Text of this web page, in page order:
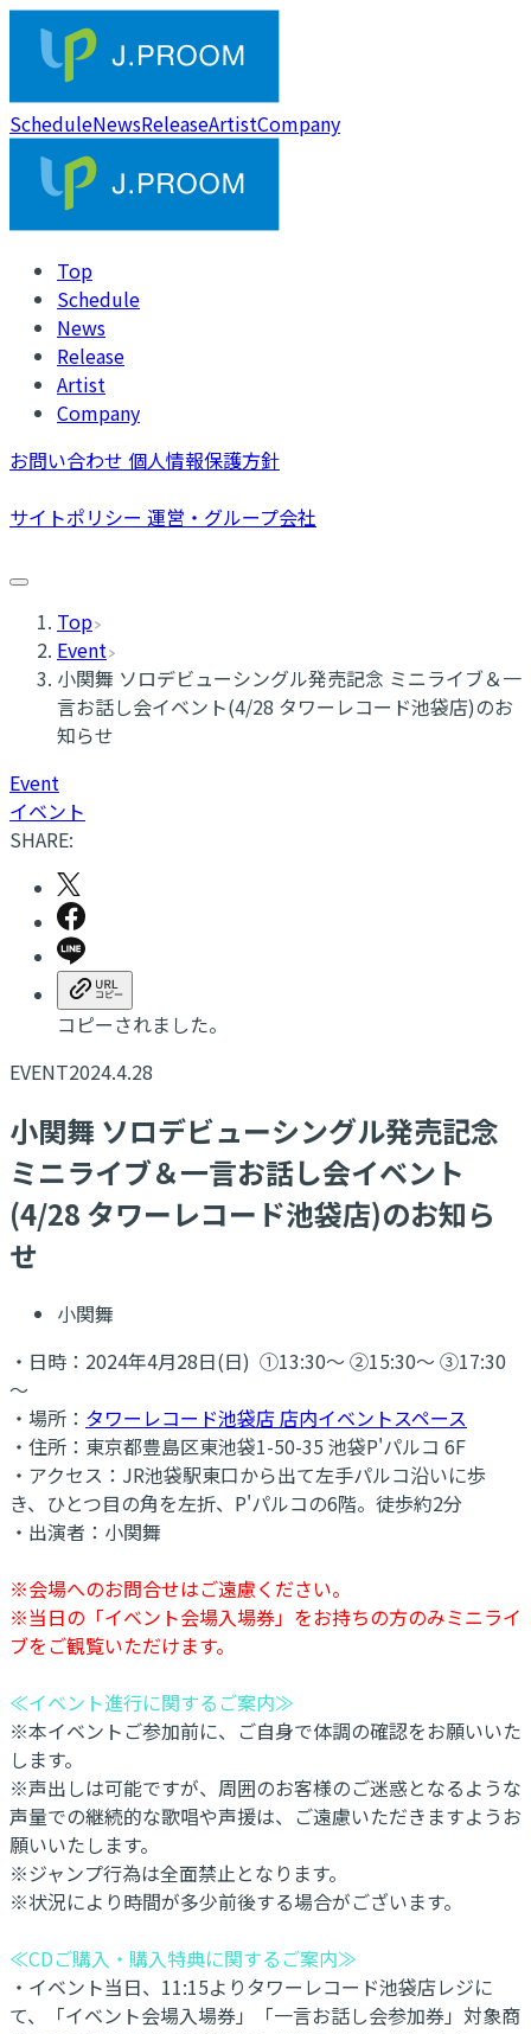
ScheduleNewsReleaseArtistCompany
Top
Schedule
News
Release
Artist
Company
お問い合わせ 個人情報保護方針
サイトポリシー 運営・グループ会社
Top
Event
小関舞 ソロデビューシングル発売記念 ミニライブ＆一
言お話し会イベント(4/28 タワーレコード池袋店)のお
知らせ
Event
イベント
SHARE:
コピーされました。
EVENT2024.4.28
小関舞 ソロデビューシングル発売記念
ミニライブ＆一言お話し会イベント
(4/28 タワーレコード池袋店)のお知ら
せ
小関舞
・日時：2024年4月28日(日) ①13:30～ ➁15:30～ ③17:30
～
・場所： タワーレコード池袋店 店内イベントスペース
・住所：東京都豊島区東池袋1-50-35 池袋P'パルコ 6F
・アクセス：JR池袋駅東口から出て左手パルコ沿いに歩
き、ひとつ目の角を左折、P'パルコの6階。徒歩約2分
・出演者：小関舞
※会場へのお問合せはご遠慮ください。
※当日の「イベント会場入場券」をお持ちの方のみミニライ
ブをご観覧いただけます。
≪イベント進行に関するご案内≫
※本イベントご参加前に、ご自身で体調の確認をお願いいた
します。
※声出しは可能ですが、周囲のお客様のご迷惑となるような
声量での継続的な歌唱や声援は、ご遠慮いただきますようお
願いいたします。
※ジャンプ行為は全面禁止となります。
※状況により時間が多少前後する場合がございます。
≪CDご購入・購入特典に関するご案内≫
・イベント当日、11:15よりタワーレコード池袋店レジに
て、「イベント会場入場券」「一言お話し会参加券」対象商